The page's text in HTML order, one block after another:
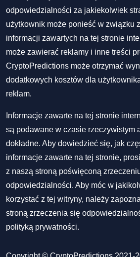
odpowiedzialności za jakiekolwiek
użytkownik może ponieść w związku
informacji zawartych na tej stronie
może zawierać reklamy i inne treści
CryptoPredictions może otrzymać
dodatkowych kosztów dla
reklam.
Informacje zawarte na tej stronie
są podawane w czasie rzeczywistym
dokładne. Aby dowiedzieć się, jak
informacje zawarte na tej stronie,
z naszą stroną poświęconą
odpowiedzialności. Aby móc w
korzystać z tej witryny, należy
stroną zrzeczenia się
polityką prywatności.